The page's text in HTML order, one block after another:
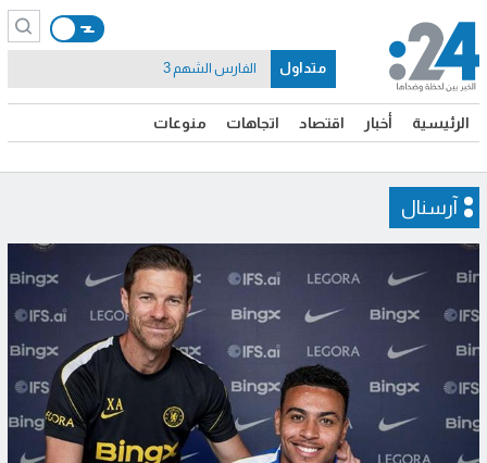
الرئيسية أخبار اقتصاد اتجاهات منوعات
متداول الفارس الشهم 3
آرسنال